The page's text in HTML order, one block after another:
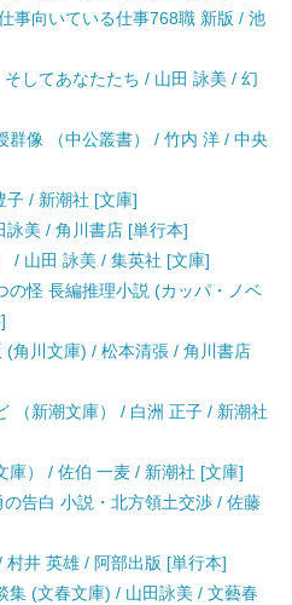
事向いている仕事768職 新版 / 池
してあなたたち / 山田 詠美 / 幻
群像 （中公叢書） / 竹内 洋 / 中央
子 / 新潮社 [文庫]
美 / 角川書店 [単行本]
/ 山田 詠美 / 集英社 [文庫]
の怪 長編推理小説 (カッパ・ノベ
角川文庫) / 松本清張 / 角川書店
（新潮文庫） / 白洲 正子 / 新潮社
庫） / 佐伯 一麦 / 新潮社 [文庫]
告白 小説・北方領土交渉 / 佐藤
井 英雄 / 阿部出版 [単行本]
集 (文春文庫) / 山田詠美 / 文藝春